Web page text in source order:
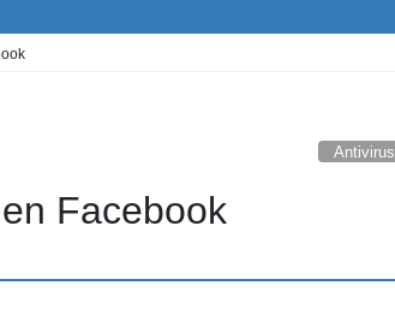
Antivirus
Facebook